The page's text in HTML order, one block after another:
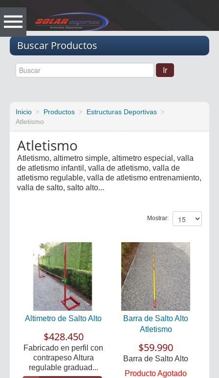
Buscar Productos
Inicio Productos
Estructuras Deportivas
Atletismo
Atletismo
Atletismo, altimetro simple, altimetro especial, valla
de atletismo infantil, valla de atletismo, valla de
atletismo regulable, valla de atletismo entrenamiento,
valla de salto, salto alto...
Mostrar:
Altimetro de Salto Alto
$428.450
Fabricado en perfil con
contrapeso Altura
regulable graduad...
Barra de Salto Alto
Atletismo
$59.990
Barra de Salto Alto
Producto Agotado